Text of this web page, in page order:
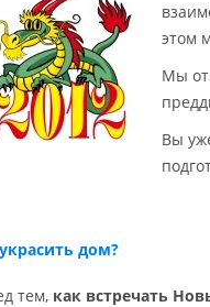
этом
Мы
Вы
дом?
тем, как встречать